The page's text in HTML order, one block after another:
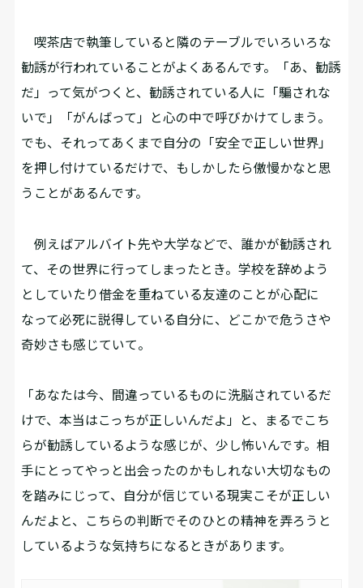
喫茶店で執筆していると隣のテーブルでいろいろな
勧誘が行われていることがよくあるんです。「あ、勧誘
だ」って気がつくと、勧誘されている人に「騙されな
いで」「がんばって」と心の中で呼びかけてしまう。
でも、それってあくまで自分の「安全で正しい世界」
を押し付けているだけで、もしかしたら傲慢かなと思
うことがあるんです。
例えばアルバイト先や大学などで、誰かが勧誘され
て、その世界に行ってしまったとき。学校を辞めよう
としていたり借金を重ねている友達のことが心配に
なって必死に説得している自分に、どこかで危うさや
奇妙さも感じていて。
「あなたは今、間違っているものに洗脳されているだ
けで、本当はこっちが正しいんだよ」と、まるでこち
らが勧誘しているような感じが、少し怖いんです。相
手にとってやっと出会ったのかもしれない大切なもの
を踏みにじって、自分が信じている現実こそが正しい
んだよと、こちらの判断でそのひとの精神を弄ろうと
しているような気持ちになるときがあります。